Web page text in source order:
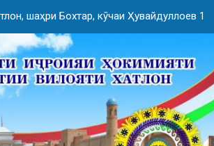
шаҳри Бохтар, кӯчаи Ҳувайдуллоев 1